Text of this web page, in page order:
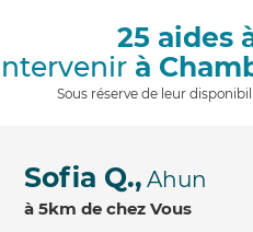
25 aides
à
Sous réserve de leur
Sofia Q., Ahun
à 5km de chez Vous